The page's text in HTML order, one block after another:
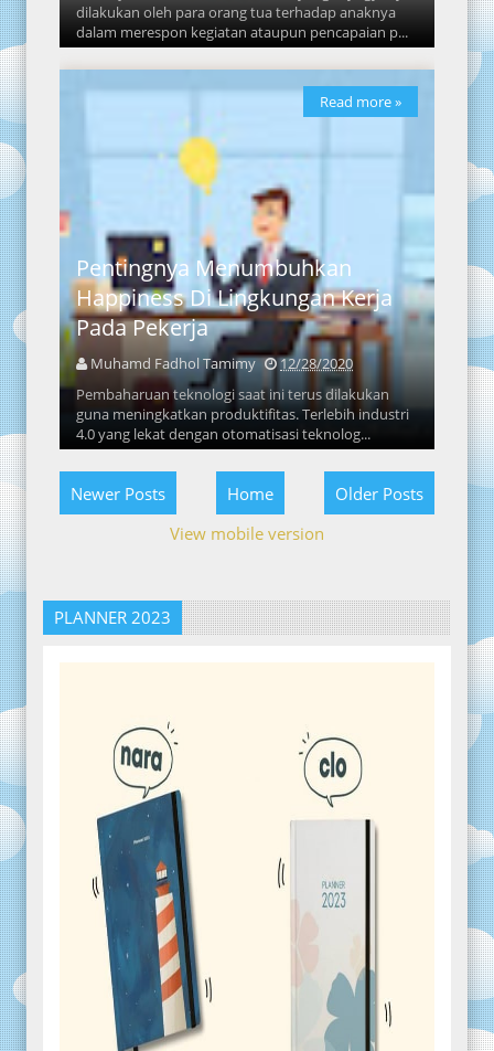
dilakukan oleh para orang tua terhadap anaknya
dalam merespon kegiatan ataupun pencapaian p...
Pentingnya Menumbuhkan
Happiness Di Lingkungan Kerja
Pada Pekerja
Muhamd Fadhol Tamimy
12/28/2020
Pembaharuan teknologi saat ini terus dilakukan
guna meningkatkan produktifitas. Terlebih industri
4.0 yang lekat dengan otomatisasi teknolog...
Read more »
Newer Posts Older Posts
Home
View mobile version
PLANNER 2023